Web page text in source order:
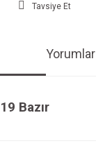
Tavsiye Et
Yorumlar
Bazır